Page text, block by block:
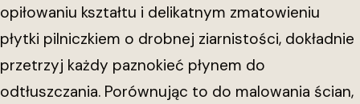
opiłowaniu kształtu i delikatnym zmatowieniu
płytki pilniczkiem o drobnej ziarnistości, dokładnie
przetrzyj każdy paznokieć płynem do
odtłuszczania. Porównując to do malowania ścian,